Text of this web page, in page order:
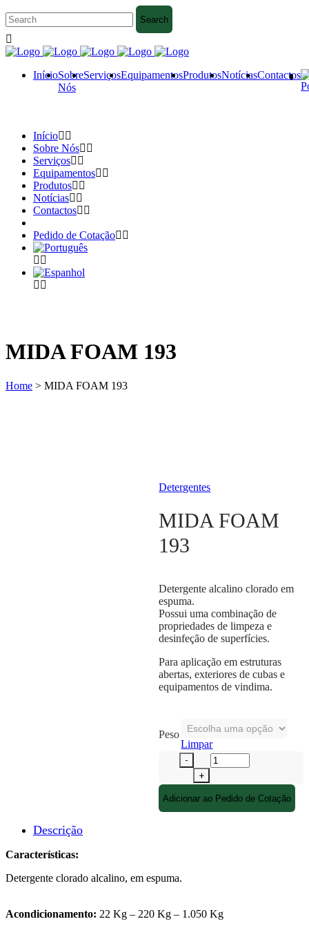
InícioSobre
Nós
ServiçosEquipamentosProdutosNotíciasContactos
Início
Sobre Nós
Serviços
Equipamentos
Produtos
Notícias
Contactos
Pedido de Cotação
MIDA FOAM 193
Home > MIDA FOAM 193
Detergentes
MIDA FOAM
193
Detergente alcalino clorado em
espuma.
Possui uma combinação de
propriedades de limpeza e
desinfeção de superfícies.
Para aplicação em estruturas
abertas, exteriores de cubas e
equipamentos de vindima.
Peso
Limpar
Adicionar ao Pedido de Cotação
Descrição
Características:
Detergente clorado alcalino, em espuma.
Acondicionamento: 22 Kg – 220 Kg – 1.050 Kg